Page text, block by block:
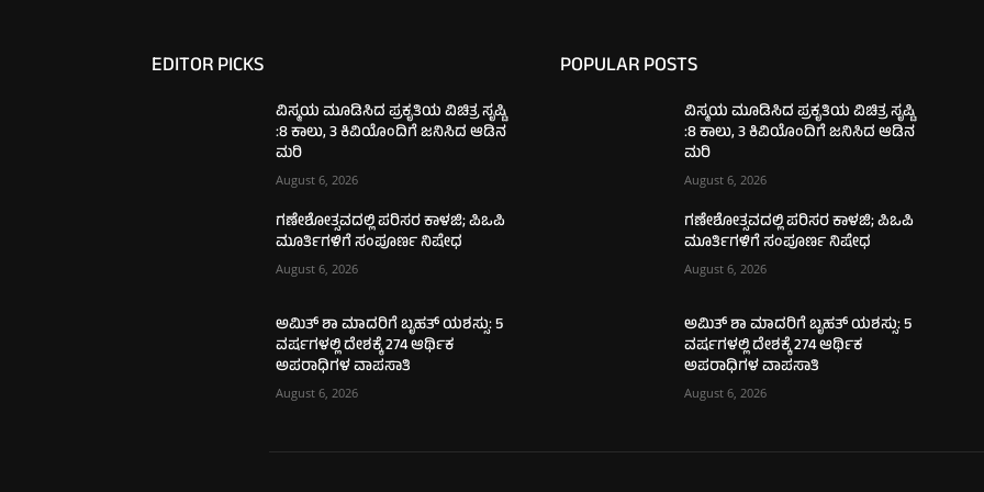
EDITOR PICKS
ವಿಸ್ಮಯ ಮೂಡಿಸಿದ ಪ್ರಕೃತಿಯ ವಿಚಿತ್ರ ಸೃಷ್ಟಿ
:8 ಕಾಲು, 3 ಕಿವಿಯೊಂದಿಗೆ ಜನಿಸಿದ ಆಡಿನ
ಮರಿ
August 6, 2026
ಗಣೇಶೋತ್ಸವದಲ್ಲಿ ಪರಿಸರ ಕಾಳಜಿ; ಪಿಒಪಿ
ಮೂರ್ತಿಗಳಿಗೆ ಸಂಪೂರ್ಣ ನಿಷೇಧ
August 6, 2026
ಅಮಿತ್ ಶಾ ಮಾದರಿಗೆ ಬೃಹತ್ ಯಶಸ್ಸು: 5
ವರ್ಷಗಳಲ್ಲಿ ದೇಶಕ್ಕೆ 274 ಆರ್ಥಿಕ
ಅಪರಾಧಿಗಳ ವಾಪಸಾತಿ
August 6, 2026
POPULAR POSTS
ವಿಸ್ಮಯ ಮೂಡಿಸಿದ ಪ್ರಕೃತಿಯ ವಿಚಿತ್ರ ಸೃಷ್ಟಿ
:8 ಕಾಲು, 3 ಕಿವಿಯೊಂದಿಗೆ ಜನಿಸಿದ ಆಡಿನ
ಮರಿ
August 6, 2026
ಗಣೇಶೋತ್ಸವದಲ್ಲಿ ಪರಿಸರ ಕಾಳಜಿ; ಪಿಒಪಿ
ಮೂರ್ತಿಗಳಿಗೆ ಸಂಪೂರ್ಣ ನಿಷೇಧ
August 6, 2026
ಅಮಿತ್ ಶಾ ಮಾದರಿಗೆ ಬೃಹತ್ ಯಶಸ್ಸು: 5
ವರ್ಷಗಳಲ್ಲಿ ದೇಶಕ್ಕೆ 274 ಆರ್ಥಿಕ
ಅಪರಾಧಿಗಳ ವಾಪಸಾತಿ
August 6, 2026